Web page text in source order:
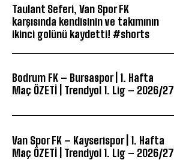
Taulant Seferi, Van Spor FK
karşısında kendisinin ve takımının
ikinci golünü kaydetti! #shorts
Bodrum FK – Bursaspor | 1. Hafta
Maç ÖZETİ | Trendyol 1. Lig – 2026/27
Van Spor FK – Kayserispor | 1. Hafta
Maç ÖZETİ | Trendyol 1. Lig – 2026/27